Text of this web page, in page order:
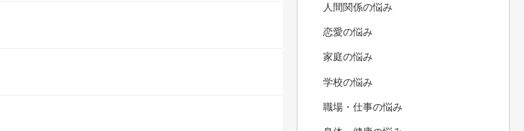
人間関係の悩み
恋愛の悩み
家庭の悩み
学校の悩み
職場・仕事の悩み